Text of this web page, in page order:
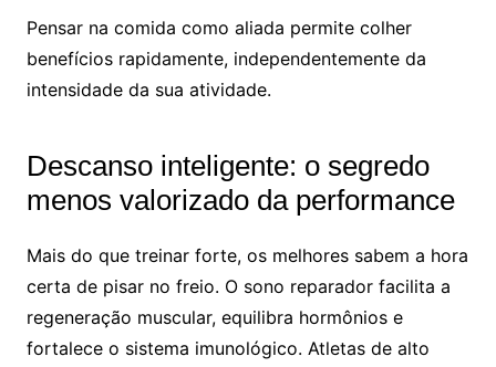
Pensar na comida como aliada permite colher
benefícios rapidamente, independentemente da
intensidade da sua atividade.
Descanso inteligente: o segredo
menos valorizado da performance
Mais do que treinar forte, os melhores sabem a hora
certa de pisar no freio. O sono reparador facilita a
regeneração muscular, equilibra hormônios e
fortalece o sistema imunológico. Atletas de alto